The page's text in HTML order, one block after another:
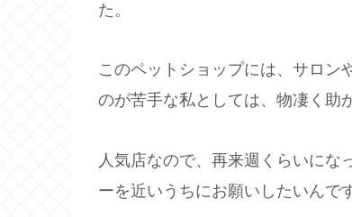
た。
このペットショップには、サロン
のが苦手な私としては、物凄く助
人気店なので、再来週くらいに
ーを近いうちにお願いしたいんで